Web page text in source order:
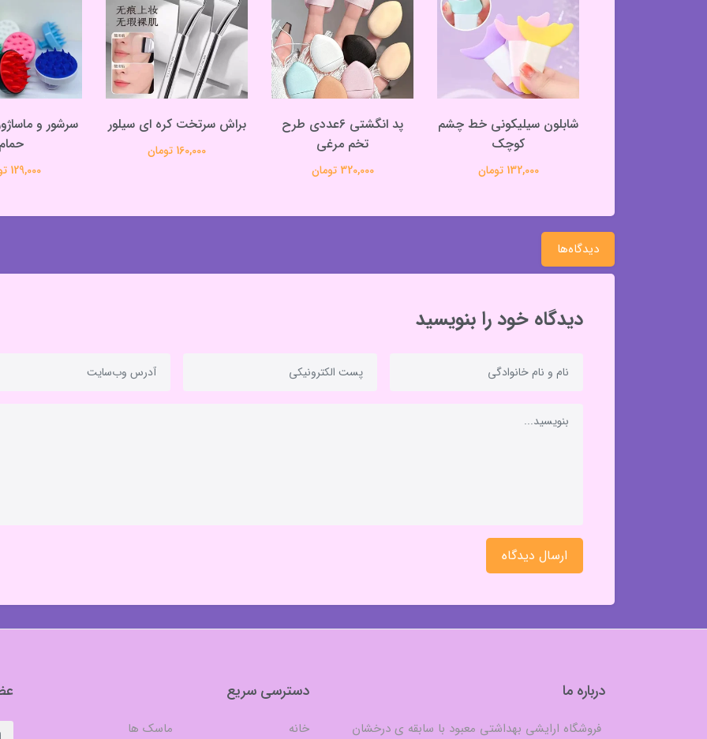
شابلون سیلیکونی خط چشم
کوچک
132,000 تومان
پد انگشتی 6عددی طرح
تخم مرغی
320,000 تومان
براش سرتخت کره ای سیلور
160,000 تومان
سرشور و
حمام
129,000 تومان
دیدگاه‌ها
دیدگاه خود را بنویسید
ارسال دیدگاه
درباره ما
فروشگاه ارایشی بهداشتی معبود با سابقه ی درخشان
دسترسی سریع
خانه
ماسک ها